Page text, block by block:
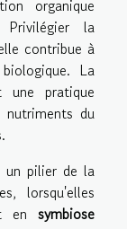
organique
la
contribue à
La
une pratique
nutriments du
un pilier de la
lorsqu'elles
en symbiose